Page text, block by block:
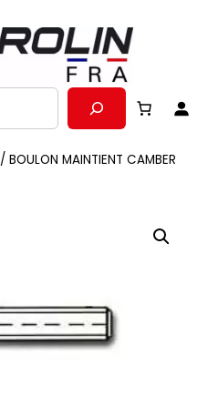
/ BOULON MAINTIENT CAMBER